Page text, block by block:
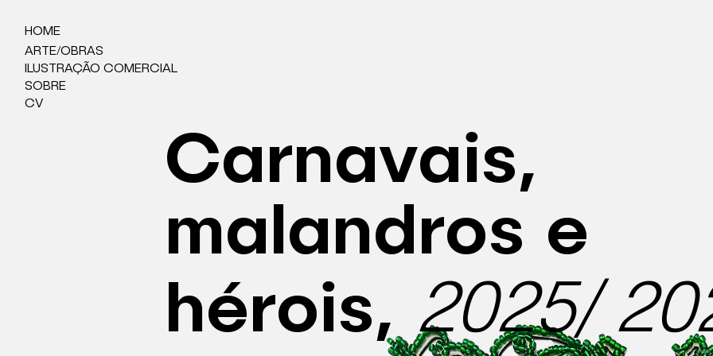
ARTE/OBRAS
ILUSTRAÇÃO COMERCIAL
SOBRE
CV
HOME
Carnavais,
malandros e
hérois, 2025/